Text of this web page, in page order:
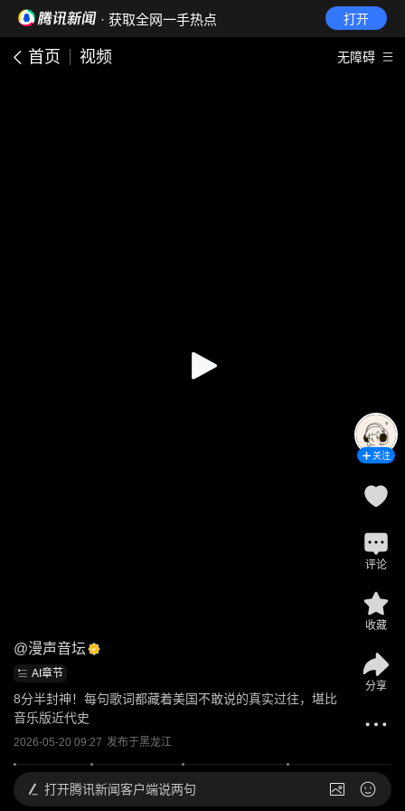
· 获取全网一手热点 打开
首页 视频 无障碍
@漫声音坛
AI章节
8分半封神！每句歌词都藏着美国不敢说的真实过往，堪比
音乐版近代史
2026-05-20 09:27 发布于黑龙江
关注
评论
收藏
分享
打开腾讯新闻客户端说两句